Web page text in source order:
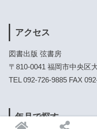
アクセス
図書出版 弦書房
〒810-0041 福岡市中央区
TEL 092-726-9885 FAX
年月で探す